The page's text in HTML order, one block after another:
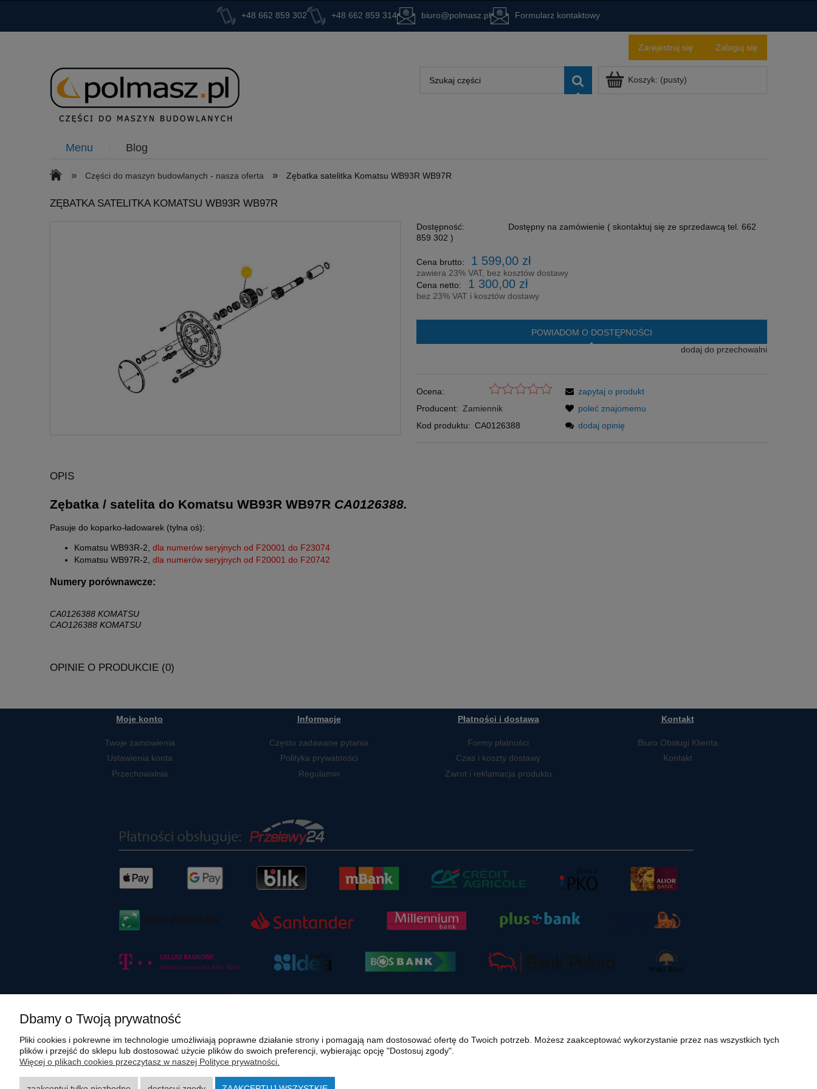
+48 662 859 302 +48 662 859 314 biuro@polmasz.pl Formularz kontaktowy
Zarejestruj się Zaloguj się
Koszyk: (pusty)
Menu Blog
» Części do maszyn budowlanych - nasza oferta » Zębatka satelitka Komatsu WB93R WB97R
ZĘBATKA SATELITKA KOMATSU WB93R WB97R
Dostępność:
Dostępny na zamówienie ( skontaktuj się ze sprzedawcą tel. 662
859 302 )
Cena brutto: 1 599,00 zł
zawiera 23% VAT, bez kosztów dostawy
Cena netto:
1 300,00 zł
bez 23% VAT i kosztów dostawy
POWIADOM O DOSTĘPNOŚCI
dodaj do przechowalni
Ocena:
Producent: Zamiennik
Kod produktu: CA0126388
zapytaj o produkt
poleć znajomemu
dodaj opinię
OPIS
Zębatka / satelita do Komatsu WB93R WB97R CA0126388.
Pasuje do koparko-ładowarek (tylna oś):
Komatsu WB93R-2, dla numerów seryjnych od F20001 do F23074
Komatsu WB97R-2, dla numerów seryjnych od F20001 do F20742
Numery porównawcze:
CA0126388 KOMATSU
CAO126388 KOMATSU
OPINIE O PRODUKCIE (0)
Moje konto
Twoje zamówienia
Ustawienia konta
Przechowalnia
Informacje
Często zadawane pytania
Polityka prywatności
Regulamin
Płatności i dostawa
Formy płatności
Czas i koszty dostawy
Zwrot i reklamacja produktu
Kontakt
Biuro Obsługi Klienta
Kontakt
Wszystkie materiały graficzne i zdjęciowe zamieszczone na stronie internetowej polmasz.pl są prawnie chronione i stanowią własność intelektualną polmasz.pl. Jakiekolwiek zwielokrotnianie, w tym kopiowanie, korzystanie lub
rozpowszechnianie wskazanych powyżej materiałów wymaga zgody polmasz.pl w formie pisemnej pod rygorem nieważności, z zastrzeżeniem korzystania o charakterze niekomercyjnym dla użytku osobistego, ze wskazaniem źródła. Nazwy
Dbamy o Twoją prywatność
Pliki cookies i pokrewne im technologie umożliwiają poprawne działanie strony i pomagają nam dostosować ofertę do Twoich potrzeb. Możesz zaakceptować wykorzystanie przez nas wszystkich tych
plików i przejść do sklepu lub dostosować użycie plików do swoich preferencji, wybierając opcję "Dostosuj zgody".
Więcej o plikach cookies przeczytasz w naszej Polityce prywatności.